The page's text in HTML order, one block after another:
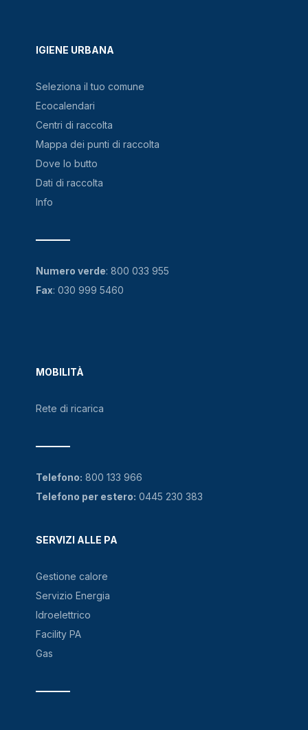
IGIENE URBANA
Seleziona il tuo comune
Ecocalendari
Centri di raccolta
Mappa dei punti di raccolta
Dove lo butto
Dati di raccolta
Info
MOBILITÀ
Rete di ricarica
SERVIZI ALLE PA
Gestione calore
Servizio Energia
Idroelettrico
Facility PA
Gas
Numero verde: 800 033 955
Fax: 030 999 5460
Telefono: 800 133 966
Telefono per estero: 0445 230 383